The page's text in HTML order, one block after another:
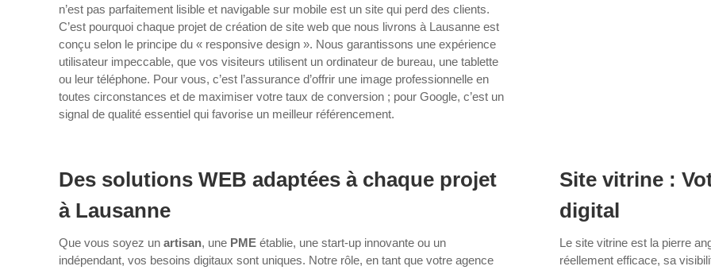
n’est pas parfaitement lisible et navigable sur mobile est un site qui perd des clients.
C’est pourquoi chaque projet de création de site web que nous livrons à Lausanne est
conçu selon le principe du « responsive design ». Nous garantissons une expérience
utilisateur impeccable, que vos visiteurs utilisent un ordinateur de bureau, une tablette
ou leur téléphone. Pour vous, c’est l’assurance d’offrir une image professionnelle en
toutes circonstances et de maximiser votre taux de conversion ; pour Google, c’est un
signal de qualité essentiel qui favorise un meilleur référencement.
Des solutions WEB adaptées à chaque projet
à Lausanne
Que vous soyez un artisan, une PMEétablie, une start-up innovante ou un
indépendant, vos besoins digitaux sont uniques. Notre rôle, en tant que votre agence
Site vitrine :
digital
Le site vitrine est la pierre
réellement efficace, sa